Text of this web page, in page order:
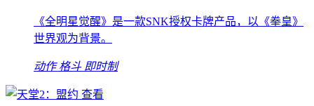
《全明星觉醒》是一款SNK授权卡牌产品，以《拳皇》
世界观为背景。
动作 格斗 即时制
查看